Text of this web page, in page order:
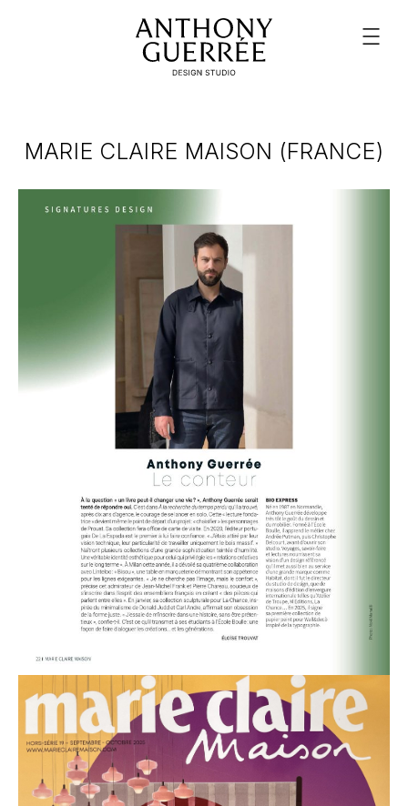
MARIE CLAIRE MAISON (FRANCE)